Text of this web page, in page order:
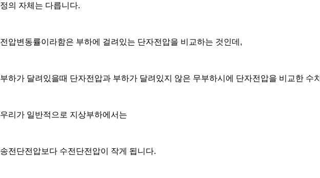
정의 자체는 다릅니다.
전압변동률이라함은 부하에 걸려있는 단자전압을 비교하는 것인데,
부하가 달려있을때 단자전압과 부하가 달려있지 않은 무부하시에 단자전압을 비교한 수
우리가 일반적으로 지상부하에서는
송전단전압보다 수전단전압이 작게 됩니다.